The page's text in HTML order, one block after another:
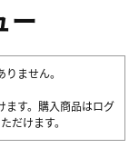
ー
ません。
ます。購入商品はログ
だけます。